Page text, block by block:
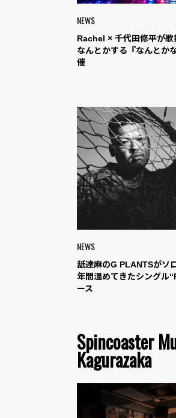
NEWS
Rachel × 千代田修平が歌
なんとかする『なんとか
催
NEWS
舐達麻のG PLANTSが
年間温めてきたシングル
ース
Spincoaster
Kagurazaka